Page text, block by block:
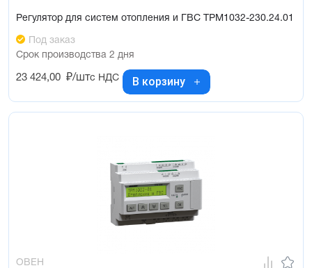
Регулятор для систем отопления и ГВС ТРМ1032-230.24.01
Под заказ
Срок производства 2 дня
23 424,00 ₽/штс НДС В корзину
ОВЕН